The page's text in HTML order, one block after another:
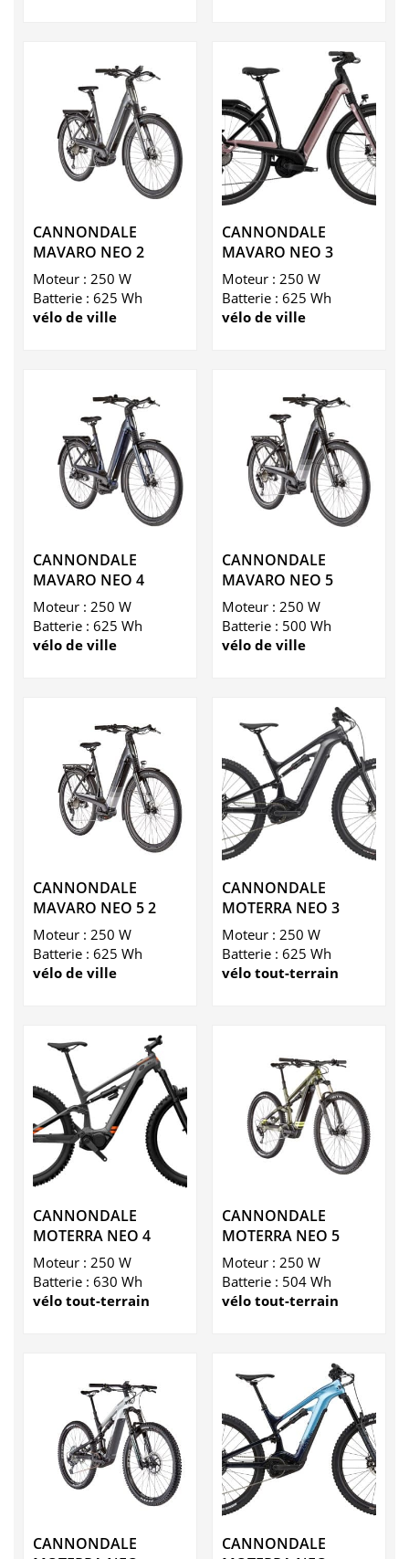
CANNONDALE
MAVARO NEO 2
Moteur : 250 W
Batterie : 625 Wh
vélo de ville
CANNONDALE
MAVARO NEO 3
Moteur : 250 W
Batterie : 625 Wh
vélo de ville
CANNONDALE
MAVARO NEO 4
Moteur : 250 W
Batterie : 625 Wh
vélo de ville
CANNONDALE
MAVARO NEO 5
Moteur : 250 W
Batterie : 500 Wh
vélo de ville
CANNONDALE
MAVARO NEO 5 2
Moteur : 250 W
Batterie : 625 Wh
vélo de ville
CANNONDALE
MOTERRA NEO 3
Moteur : 250 W
Batterie : 625 Wh
vélo tout-terrain
CANNONDALE
MOTERRA NEO 4
Moteur : 250 W
Batterie : 630 Wh
vélo tout-terrain
CANNONDALE
MOTERRA NEO 5
Moteur : 250 W
Batterie : 504 Wh
vélo tout-terrain
CANNONDALE
CANNONDALE